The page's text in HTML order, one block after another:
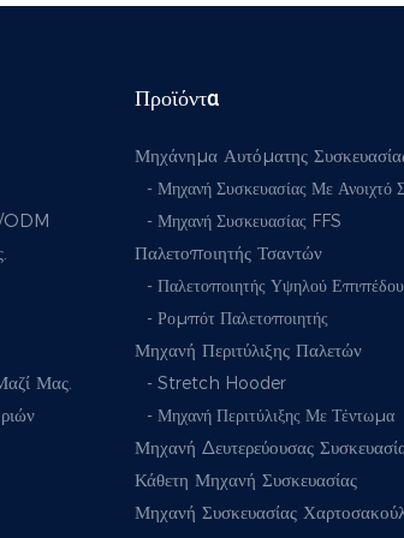
ODM
Μας.
Προϊόντα
Μηχάνημα Αυτόματης
- Μηχανή Συσκευασίας Με Ανοιχτό
- Μηχανή Συσκευασίας FFS
Παλετοποιητής Τσαντών
- Παλετοποιητής Υψηλού Επιπέδου
- Ρομπότ Παλετοποιητής
Μηχανή Περιτύλιξης Παλετών
- Stretch Hooder
- Μηχανή Περιτύλιξης Με Τέντωμα
Μηχανή Δευτερεύουσας
Κάθετη Μηχανή Συσκευασίας
Μηχανή Συσκευασίας